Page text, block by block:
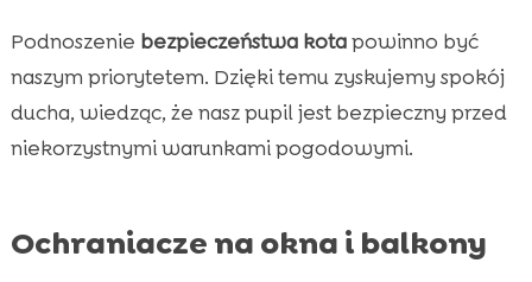
Podnoszenie bezpieczeństwa kotapowinno być
naszym priorytetem. Dzięki temu zyskujemy spokój
ducha, wiedząc, że nasz pupil jest bezpieczny przed
niekorzystnymi warunkami pogodowymi.
Ochraniacze na okna i balkony